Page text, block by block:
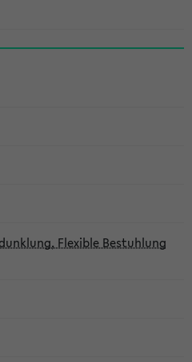
Flexible Bestuhlung